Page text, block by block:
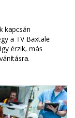
kapcsán
a TV Baxtale
érzik, más